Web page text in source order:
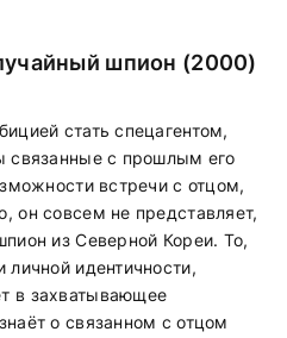
шпион (2000)
стать спецагентом,
связанные с прошлым его
встречи с отцом,
он совсем не представляет,
из Северной Кореи. То,
личной идентичности,
в захватывающее
о связанном с отцом